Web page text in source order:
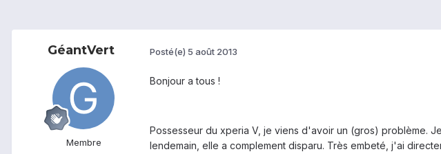
GéantVert
Membre
Posté(e) 5 août 2013
Bonjour a tous !
Possesseur du xperia V, je viens d'avoir un (gros) problème.
lendemain, elle a complement disparu. Très embeté, j'ai